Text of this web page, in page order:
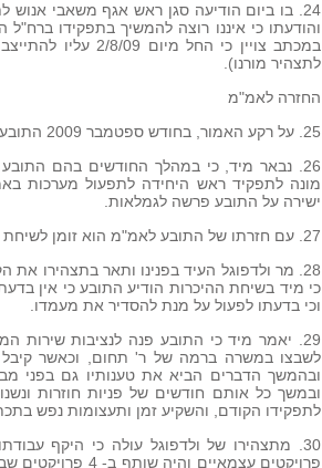
והודעתו כי איננו רוצה להמשיך בתפקידו
במכתב צויין כי
לתצהיר מורנו).
החזרה לאמ"מ
25. על רקע האמור, בחודש ספטמבר 2009 התובע שב להיות מוצב כעובד באמ"מ.
26. נבאר מיד, כי במהלך החודשים בהם
מונה לתפקיד ראש היחידה לתפעול מערכות
ישירה על התובע פרשה לגמלאות.
27. עם חזרתו של התובע לאמ"מ הוא זומן לשיחת היכרות עם מר ארנון ולדפוגל, הממונה עליו.
28. מר ולדפוגל העיד בפנינו ותאר בתצהירו
כי מיד בשיחת ההיכרות הודיע התובע כי אין
וכי בדעתו לפעול על מנת להסדיר את מעמדו.
29. יאמר מיד כי התובע פנה לנציבות
לשבצו במשרה ברמה של ר' תחום, וכאשר קיבל
ובהמשך הדברים הביא את טענותיו גם בפני
ובמשך כל אותם חודשים של פניות חוזרות
לתפקידו הקודם, והשקיע זמן ותעצומות נפש
30. מתצהירו של ולדפוגל עולה כי היקף